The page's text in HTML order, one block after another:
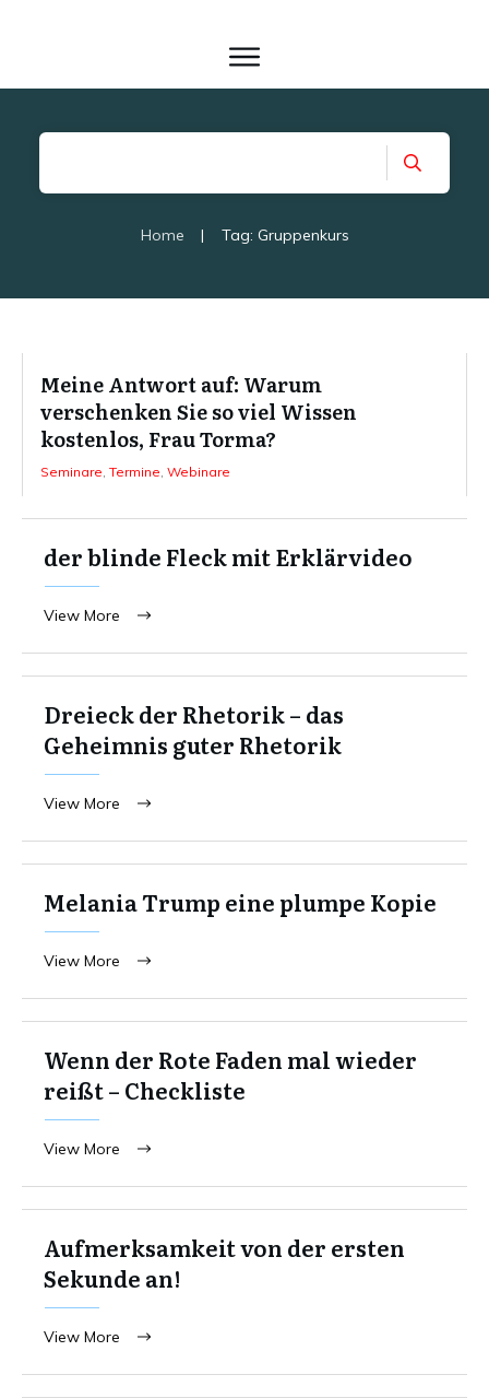
Home | Tag: Gruppenkurs
Meine Antwort auf: Warum
verschenken Sie so viel Wissen
kostenlos, Frau Torma?
Seminare Termine Webinare
der blinde Fleck mit Erklärvideo
View More
Dreieck der Rhetorik – das
Geheimnis guter Rhetorik
View More
Melania Trump eine plumpe Kopie
View More
Wenn der Rote Faden mal wieder
reißt – Checkliste
View More
Aufmerksamkeit von der ersten
Sekunde an!
View More